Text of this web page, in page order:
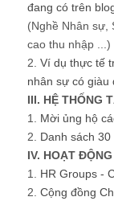
đang có trên
(Nghề Nhân sự,
cao thu nhập ...)
2. Ví dụ thực tế
nhân sự có giàu
III. HỆ THỐNG
1. Mời ủng hộ
2. Danh sách
IV. HOẠT
1. HR Groups -
2. Cộng đồng